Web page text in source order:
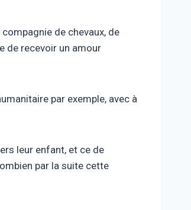
de chevaux, de
de recevoir un amour
par exemple, avec à
leur enfant, et ce de
par la suite cette